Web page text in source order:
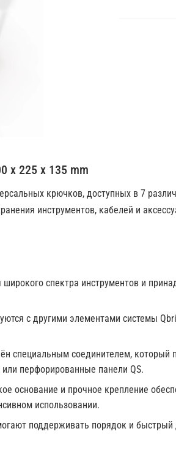
x 225 x 135 mm
крючков, доступных в 7
инструментов, кабелей и
широкого спектра инструментов и
с другими элементами системы
специальным соединителем, который
перфорированные панели QS.
основание и прочное крепление
использовании.
поддерживать порядок и